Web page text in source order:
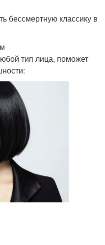
бессмертную классику в
тип лица, поможет